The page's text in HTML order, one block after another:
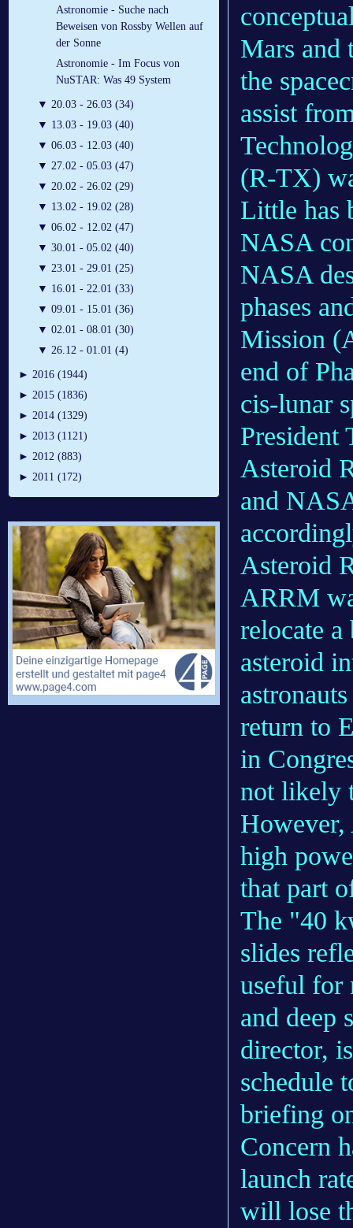
Astronomie - Suche nach
Beweisen von Rossby Wellen auf
der Sonne
Astronomie - Im Focus von
NuSTAR: Was 49 System
▼ 20.03 - 26.03 (34)
▼ 13.03 - 19.03 (40)
▼ 06.03 - 12.03 (40)
▼ 27.02 - 05.03 (47)
▼ 20.02 - 26.02 (29)
▼ 13.02 - 19.02 (28)
▼ 06.02 - 12.02 (47)
▼ 30.01 - 05.02 (40)
▼ 23.01 - 29.01 (25)
▼ 16.01 - 22.01 (33)
▼ 09.01 - 15.01 (36)
▼ 02.01 - 08.01 (30)
▼ 26.12 - 01.01 (4)
► 2016 (1944)
► 2015 (1836)
► 2014 (1329)
► 2013 (1121)
► 2012 (883)
► 2011 (172)
Mars and
the
assist
(R-TX)
Little has
NASA
NASA
phases
Mission
end of
cis-lunar
President
Asteroid
and
Asteroid
ARRM
relocate
asteroid
return to
in
not likely
high
that part
The "40
slides
useful for
and deep
director,
schedule
briefing
Concern
launch
will lose